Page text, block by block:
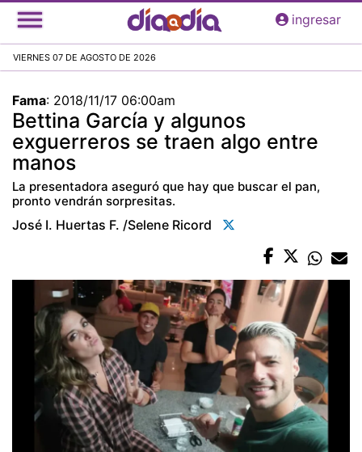
Pasar
al
principal
ingresar
VIERNES 07 DE AGOSTO DE 2026
Fama: 2018/11/17 06:00am
Bettina García y algunos
exguerreros se traen algo entre
manos
La presentadora aseguró que hay que buscar el pan,
pronto vendrán sorpresitas.
José I. Huertas F. /selene Ricord